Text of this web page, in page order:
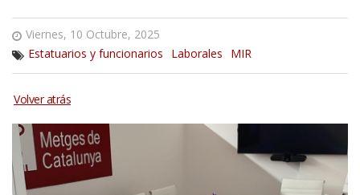
Viernes, 10 Octubre, 2025
Estatuarios y funcionarios
Laborales MIR